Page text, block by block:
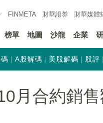
FINMETA 財華證券 財華媒體
榜單 地圖 沙龍 企業
A股解碼 美股解碼 股評
月合約銷